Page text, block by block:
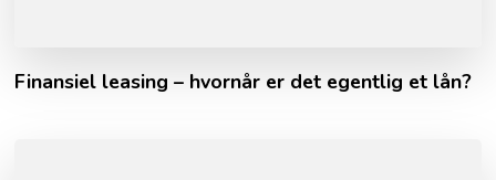
Finansiel leasing – hvornår er det egentlig et lån?